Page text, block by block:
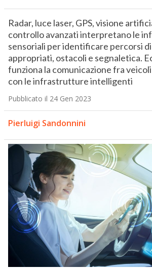
Radar, luce laser, GPS, visione
controllo avanzati interpretano le
sensoriali per identificare percorsi
appropriati, ostacoli e segnaletica.
funziona la comunicazione fra
con le infrastrutture intelligenti
Pubblicato il 24 Gen 2023
Pierluigi Sandonnini